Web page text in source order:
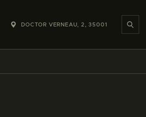
DOCTOR VERNEAU, 2, 35001